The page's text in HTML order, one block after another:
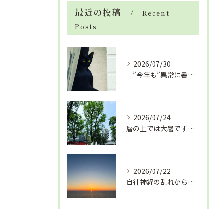
最近の投稿
Recent
Posts
2026/07/30
「”今年も”異常に暑い夏」酷暑+冷房＝夏風邪、腰痛、ひざの痛...
2026/07/24
暦の上では大暑です！腰痛や肩こりから来る頭痛
2026/07/22
自律神経の乱れから生活習慣病、血液循環の滞り